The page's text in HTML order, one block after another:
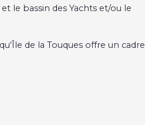
le bassin des Yachts et/ou le
de la Touques offre un cadre